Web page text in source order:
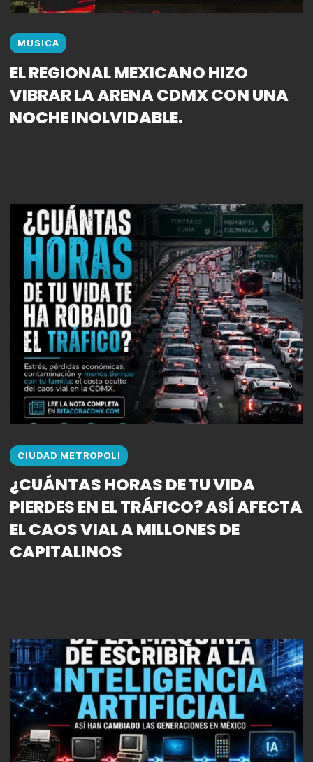
MUSICA
EL REGIONAL MEXICANO HIZO
VIBRAR LA ARENA CDMX CON UNA
NOCHE INOLVIDABLE.
CIUDAD METROPOLI
¿CUÁNTAS HORAS DE TU VIDA
PIERDES EN EL TRÁFICO? ASÍ AFECTA
EL CAOS VIAL A MILLONES DE
CAPITALINOS